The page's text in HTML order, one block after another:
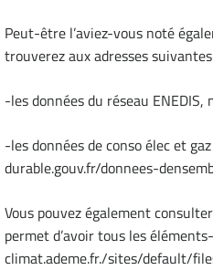
Peut-être l’aviez-vous noté
trouverez aux adresses
-les données du réseau
-les données de conso élec et
durable.gouv.fr/donnees-
Vous pouvez également
permet d’avoir tous les
climat.ademe.fr./sites/default/